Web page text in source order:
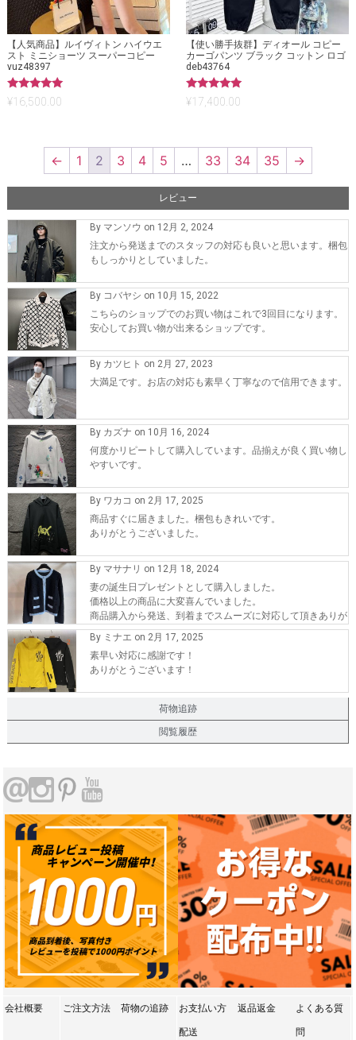
【人気商品】ルイヴィトン ハイウエ
スト ミニショーツ スーパーコピー
vuz48397
5段階中
5.00
¥16,500.00
【使い勝手抜群】ディオール コピー
カーゴパンツ ブラック コットン ロゴ
deb43764
5段階中
5.00
¥17,400.00
← 1 2 3 4 5 … 33 34 35 →
レビュー
荷物追跡
閲覧履歴
By マンソウ on 12月 2, 2024
注文から発送までのスタッフの対応も良いと思います。梱包
もしっかりとしていました。
By コバヤシ on 10月 15, 2022
こちらのショップでのお買い物はこれで3回目になります。
安心してお買い物が出来るショップです。
By カツヒト on 2月 27, 2023
大満足です。お店の対応も素早く丁寧なので信用できます。
By カズナ on 10月 16, 2024
何度かリピートして購入しています。品揃えが良く買い物し
やすいです。
By ワカコ on 2月 17, 2025
商品すぐに届きました。梱包もきれいです。
ありがとうございました。
By マサナリ on 12月 18, 2024
妻の誕生日プレゼントとして購入しました。
価格以上の商品に大変喜んでいました。
商品購入から発送、到着までスムーズに対応して頂きありが
とうございます。
また、機会が有れば購入したいです。
By ミナエ on 2月 17, 2025
素早い対応に感謝です！
ありがとうございます！
会社概要 ご注文方法 荷物の追跡 お支払い方
配送
返品返金 よくある質
問